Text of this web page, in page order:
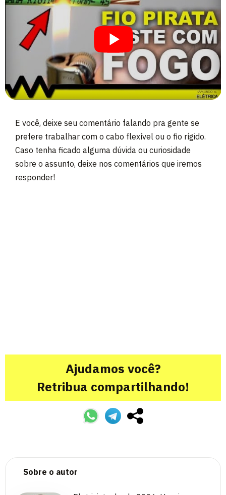
E você, deixe seu comentário falando pra gente se
prefere trabalhar com o cabo flexível ou o fio rígido.
Caso tenha ficado alguma dúvida ou curiosidade
sobre o assunto, deixe nos comentários que iremos
responder!
Ajudamos você?
Retribua compartilhando!
Sobre o autor